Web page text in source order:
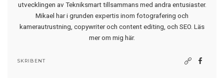
utvecklingen av Tekniksmart tillsammans med andra entusiaster.
Mikael har i grunden expertis inom fotografering och
kamerautrustning, copywriter och content editing, och SEO. Läs
mer om mig här.
SKRIBENT